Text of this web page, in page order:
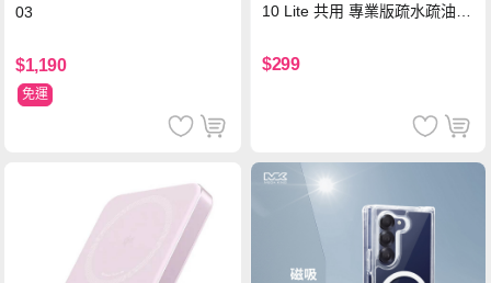
03
$1,190
免運
10 Lite 共用 專業版疏水疏油9
$299